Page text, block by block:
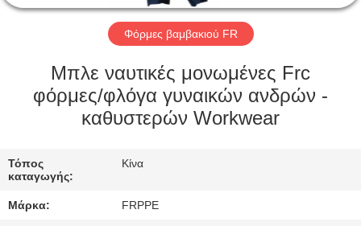
ΓΎΡΟΣ
ΕΡΓΟΣΤΑΣΊΩΝ
ΠΟΙΟΤΙΚΌΣ
ΈΛΕΓΧΟΣ
ΜΑΣ
ΕΛΆΤΕ
Φόρμες βαμβακιού FR
Μπλε ναυτικές μονωμένες Frc
φόρμες/φλόγα γυναικών ανδρών -
καθυστερών Workwear
Τόπος
καταγωγής:
Κίνα
Μάρκα: FRPPE